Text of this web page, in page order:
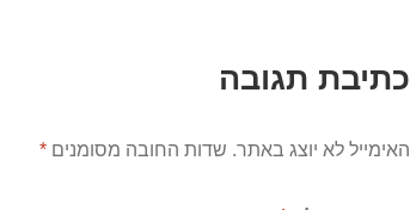
כתיבת תגובה
האימייל לא יוצג באתר. שדות החובה מסומנים*